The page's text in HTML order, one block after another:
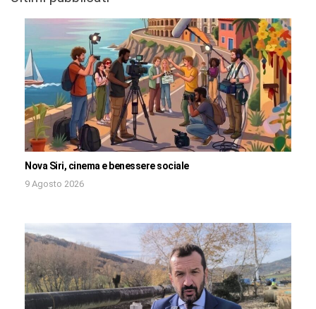
Nova Siri, cinema e benessere sociale
9 Agosto 2026